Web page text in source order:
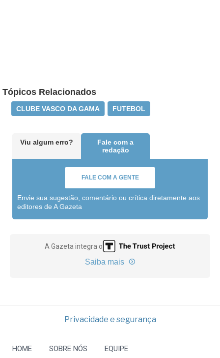
Tópicos Relacionados
CLUBE VASCO DA GAMA FUTEBOL
Viu algum erro?
Fale com a
redação
FALE COM A GENTE
Envie sua sugestão, comentário ou crítica diretamente aos
editores de A Gazeta
A Gazeta integra o
Saiba mais
Privacidade e segurança
HOME SOBRE NÓS EQUIPE